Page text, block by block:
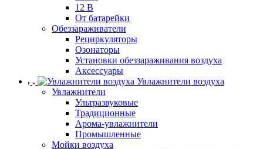
12 В
От батарейки
Обеззараживатели
Рециркуляторы
Озонаторы
Установки обеззараживания воздуха
Аксессуары
Увлажнители воздуха
Увлажнители
Ультразвуковые
Традиционные
Арома-увлажнители
Промышленные
Мойки воздуха